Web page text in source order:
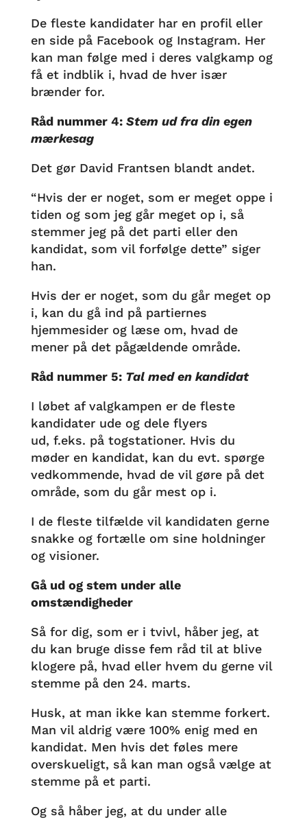
De fleste kandidater har en profil eller
en side på Facebook og Instagram. Her
kan man følge med i deres valgkamp og
få et indblik i, hvad de hver især
brænder for.
Råd nummer 4: Stem ud fra din egen
mærkesag
Det gør David Frantsen blandt andet.
“Hvis der er noget, som er meget oppe i
tiden og som jeg går meget op i, så
stemmer jeg på det parti eller den
kandidat, som vil forfølge dette” siger
han.
Hvis der er noget, som du går meget op
i, kan du gå ind på partiernes
hjemmesider og læse om, hvad de
mener på det pågældende område.
Råd nummer 5: Tal med en kandidat
I løbet af valgkampen er de fleste
kandidater ude og dele flyers
ud, f.eks. på togstationer. Hvis du
møder en kandidat, kan du evt. spørge
vedkommende, hvad de vil gøre på det
område, som du går mest op i.
I de fleste tilfælde vil kandidaten gerne
snakke og fortælle om sine holdninger
og visioner.
Gå ud og stem under alle
omstændigheder
Så for dig, som er i tvivl, håber jeg, at
du kan bruge disse fem råd til at blive
klogere på, hvad eller hvem du gerne vil
stemme på den 24. marts.
Husk, at man ikke kan stemme forkert.
Man vil aldrig være 100% enig med en
kandidat. Men hvis det føles mere
overskueligt, så kan man også vælge at
stemme på et parti.
Og så håber jeg, at du under alle